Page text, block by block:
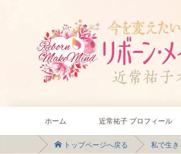
ホーム 近常祐子 プロフィール
トップページへ戻る 私で生き